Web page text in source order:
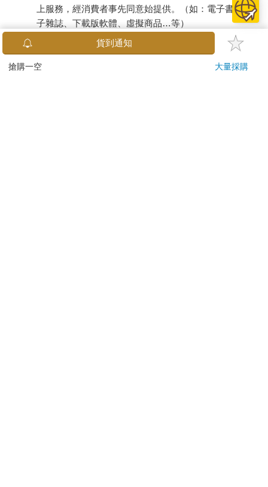
上服務，經消費者事先同意始提供。（如：電子書、電
子雜誌、下載版軟體、虛擬商品…等）
已拆封之個人衛生用品。（如：內衣褲、刮鬍刀、除毛
若非上列種類商品，均享有到貨7天的猶豫期（含例假
貨到通知
搶購一空 大量採購